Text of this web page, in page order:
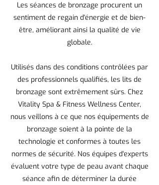
Les séances de bronzage procurent un
sentiment de regain d'énergie et de bien-
être, améliorant ainsi la qualité de vie
globale.
Utilisés dans des conditions contrôlées par
des professionnels qualifiés, les lits de
bronzage sont extrêmement sûrs. Chez
Vitality Spa & Fitness Wellness Center,
nous veillons à ce que nos équipements de
bronzage soient à la pointe de la
technologie et conformes à toutes les
normes de sécurité. Nos équipes d'experts
évaluent votre type de peau avant chaque
séance afin de déterminer la durée